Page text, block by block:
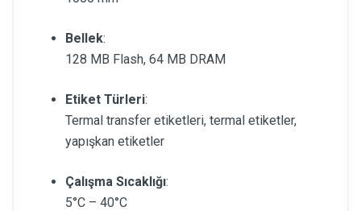
Bellek:
128 MB Flash, 64 MB DRAM
Etiket Türleri:
Termal transfer etiketleri, termal etiketler,
yapışkan etiketler
Çalışma Sıcaklığı:
5°C – 40°C